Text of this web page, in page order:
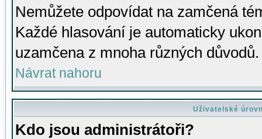
Nemůžete odpovídat na zamčená
Každé hlasování je automaticky
uzamčena z mnoha různých důvodů.
Návrat nahoru
Uživatelské
Kdo jsou administrátoři?